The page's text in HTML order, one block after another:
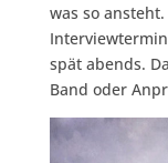
was so
spät abends.
Band oder